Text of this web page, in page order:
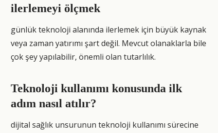
ilerlemeyi ölçmek
günlük teknoloji alanında ilerlemek için büyük kaynak
veya zaman yatırımı şart değil. Mevcut olanaklarla bile
çok şey yapılabilir, önemli olan tutarlılık.
Teknoloji kullanımı konusunda ilk
adım nasıl atılır?
dijital sağlık unsurunun teknoloji kullanımı sürecine